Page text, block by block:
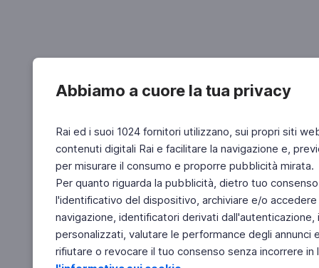
Abbiamo a cuore la tua privacy
Rai ed i suoi 1024 fornitori utilizzano, sui propri siti
contenuti digitali Rai e facilitare la navigazione e,
per misurare il consumo e proporre pubblicità mirata.
Per quanto riguarda la pubblicità, dietro tuo
l'identificativo del dispositivo, archiviare e/o
navigazione, identificatori derivati
personalizzati, valutare le performance degli
rifiutare o revocare il tuo consenso senza incorrere